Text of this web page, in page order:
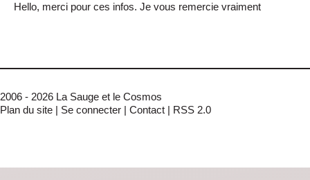
Hello, merci pour ces infos. Je vous remercie vraiment
2006 - 2026 La Sauge et le Cosmos
Plan du site | Se connecter | Contact | RSS 2.0